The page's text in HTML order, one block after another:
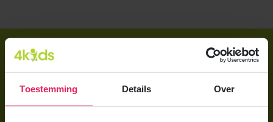
Toestemming Details Over
Direct regelen
Aanmelden bij 4Kids
Brochure aanvragen